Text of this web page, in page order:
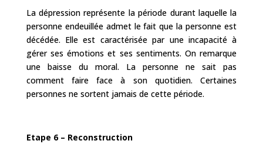
La dépression représente la période durant laquelle la
personne endeuillée admet le fait que la personne est
décédée. Elle est caractérisée par une incapacité à
gérer ses émotions et ses sentiments. On remarque
une baisse du moral. La personne ne sait pas
comment faire face à son quotidien. Certaines
personnes ne sortent jamais de cette période.
Etape 6 – Reconstruction